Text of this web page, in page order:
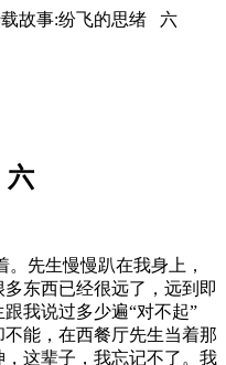
故事:纷飞的思绪 六
六
先生慢慢趴在我身上，
东西已经很远了，远到即
我说过多少遍“对不起”
能，在西餐厅先生当着那
这辈子，我忘记不了。我